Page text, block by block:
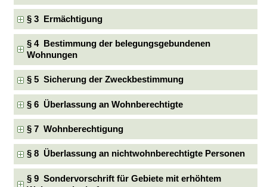
§ 3 Ermächtigung
§ 4 Bestimmung der belegungsgebundenen
Wohnungen
§ 5 Sicherung der Zweckbestimmung
§ 6 Überlassung an Wohnberechtigte
§ 7 Wohnberechtigung
§ 8 Überlassung an nichtwohnberechtigte Personen
§ 9 Sondervorschrift für Gebiete mit erhöhtem